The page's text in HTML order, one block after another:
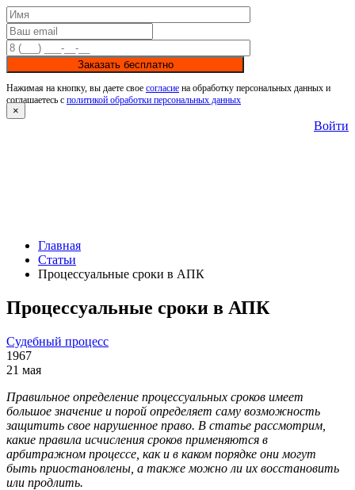
Заказать бесплатно
Нажимая на кнопку, вы даете свое согласие на обработку персональных данных и
соглашаетесь с политикой обработки персональных данных
×
Войти
Главная
Статьи
Процессуальные сроки в АПК
Процессуальные сроки в АПК
Судебный процесс
1967
21 мая
Правильное определение процессуальных сроков имеет
большое значение и порой определяет саму возможность
защитить свое нарушенное право. В статье рассмотрим,
какие правила исчисления сроков применяются в
арбитражном процессе, как и в каком порядке они могут
быть приостановлены, а также можно ли их восстановить
или продлить.